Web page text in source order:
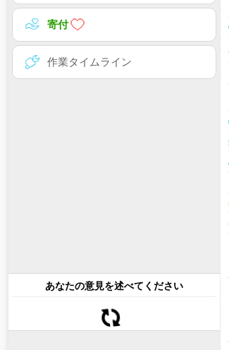
寄付
作業タイムライン
あなたの意見を述べてください